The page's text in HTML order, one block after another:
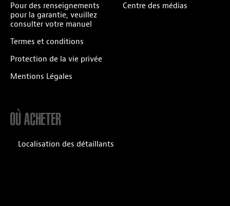
Pour des renseignements
pour la garantie, veuillez
consulter votre manuel
Termes et conditions
Protection de la vie privée
Mentions Légales
Centre des médias
OÙ ACHETER
Localisation des détaillants